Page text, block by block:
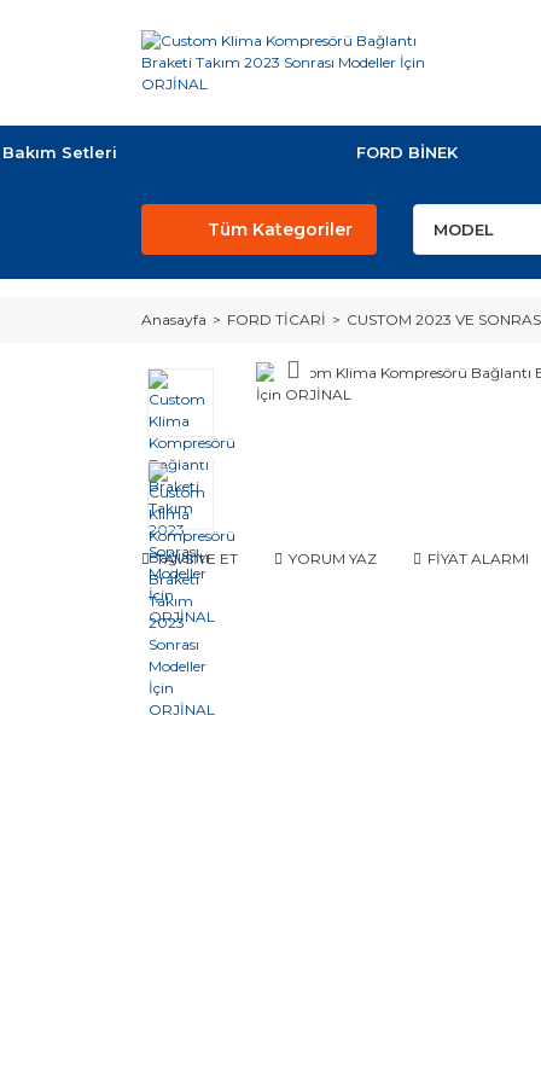
Bakım Setleri FORD BİNEK
Tüm Kategoriler
Anasayfa FORD TİCARİ CUSTOM 2023 VE
TAVSİYE ET YORUM YAZ FİYAT ALARMI